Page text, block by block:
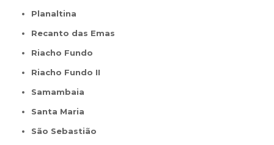
Planaltina
Recanto das Emas
Riacho Fundo
Riacho Fundo II
Samambaia
Santa Maria
São Sebastião